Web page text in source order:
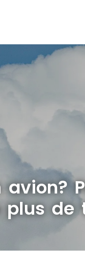
avion?
plus de